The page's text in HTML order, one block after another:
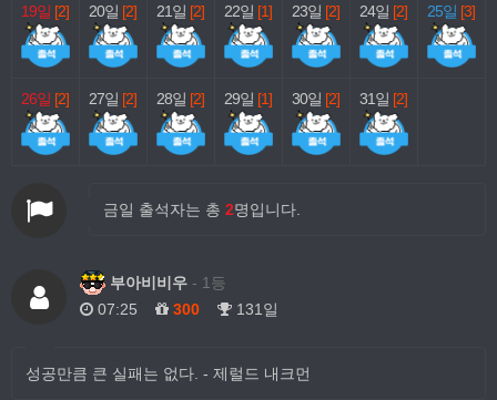
19일 [2] 20일 [2] 21일 [2] 22일 [1] 23일 [2] 24일 [2] 25일 [3]
26일 [2] 27일 [2] 28일 [2] 29일 [1] 30일 [2] 31일 [2]
금일 출석자는 총 2명입니다.
부아비비우 - 1등
07:25
300 131일
성공만큼 큰 실패는 없다. - 제럴드 내크먼